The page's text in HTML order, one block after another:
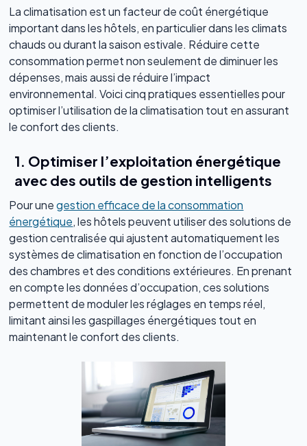
La climatisation est un facteur de coût énergétique
important dans les hôtels, en particulier dans les climats
chauds ou durant la saison estivale. Réduire cette
consommation permet non seulement de diminuer les
dépenses, mais aussi de réduire l’impact
environnemental. Voici cinq pratiques essentielles pour
optimiser l’utilisation de la climatisation tout en assurant
le confort des clients.
1. Optimiser l’exploitation énergétique
avec des outils de gestion intelligents
Pour unegestion efficace de la consommation
énergétique, les hôtels peuvent utiliser des solutions de
gestion centralisée qui ajustent automatiquement les
systèmes de climatisation en fonction de l’occupation
des chambres et des conditions extérieures. En prenant
en compte les données d’occupation, ces solutions
permettent de moduler les réglages en temps réel,
limitant ainsi les gaspillages énergétiques tout en
maintenant le confort des clients.